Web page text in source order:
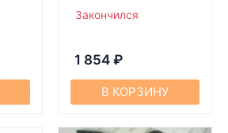
Закончился
1 854 ₽
В КОРЗИНУ